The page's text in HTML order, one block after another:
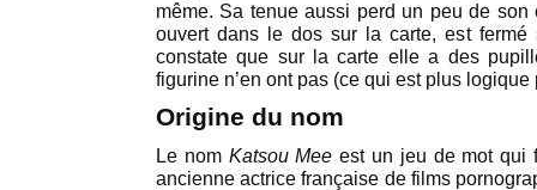
même. Sa tenue aussi perd un peu de
ouvert dans le dos sur la carte, est
constate que sur la carte elle a des
figurine n’en ont pas (ce qui est plus logique
Origine du nom
Le nom Katsou Mee est un jeu de mot qui
ancienne actrice française de films